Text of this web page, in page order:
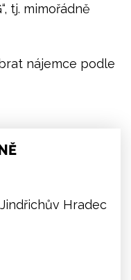
tj. mimořádně
nájemce podle
Hradec